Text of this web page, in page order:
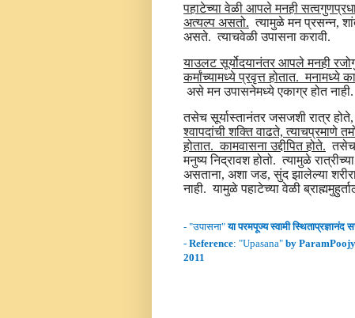
पहाटेच्या वेळी आपले मनही
अत्यल्प असतो. त्यामुळे मन प्रसन्न,
असते. त्याचवेळी उपासना करावी.
याउलट सूर्योदयानंतर आपले मनही
कर्मांच्यामध्ये प्रवृत्त होतात. मनामध्ये
असे मन उपासनेमध्ये एकाग्र होत नाही.
तसेच सूर्यास्तानंतर जसजशी रात्र
श्वापदांची शक्ति वाढते, त्याचप्रमाणे
होतात. कामवासना उद्दीपित होते. तसेच
मनुष्य निद्रावश होतो. त्यामुळे
असताना, अशा जड, सुंद झालेल्या
नाही. यामुळे पहाटेच्या वेळी
- "उपासना"या परमपूज्य स्वामीस्थिताप्रज्ञानंद
- Reference: "Upasana" by
2011